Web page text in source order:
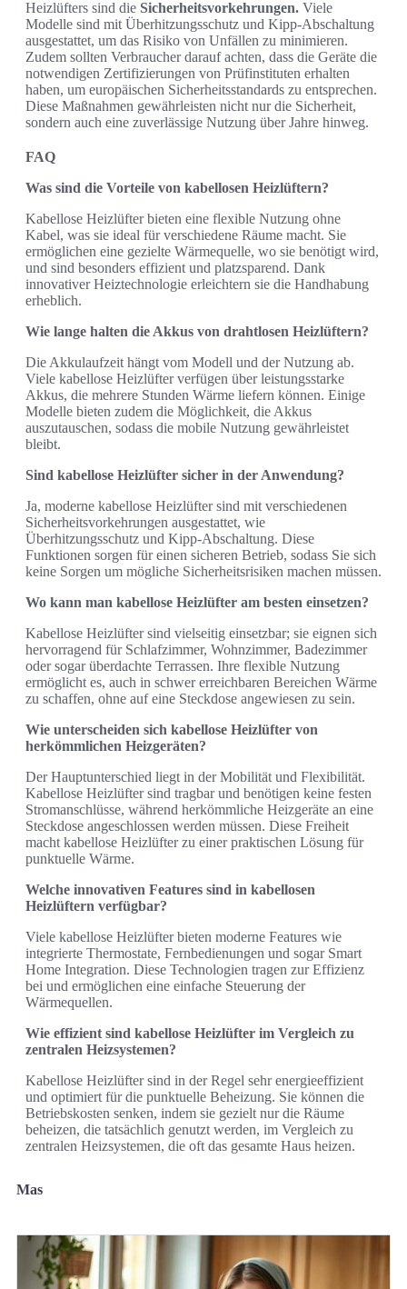
Heizlüfters sind die Sicherheitsvorkehrungen. Viele
Modelle sind mit Überhitzungsschutz und Kipp-Abschaltung
ausgestattet, um das Risiko von Unfällen zu minimieren.
Zudem sollten Verbraucher darauf achten, dass die Geräte die
notwendigen Zertifizierungen von Prüfinstituten erhalten
haben, um europäischen Sicherheitsstandards zu entsprechen.
Diese Maßnahmen gewährleisten nicht nur die Sicherheit,
sondern auch eine zuverlässige Nutzung über Jahre hinweg.
FAQ
Was sind die Vorteile von kabellosen Heizlüftern?
Kabellose Heizlüfter bieten eine flexible Nutzung ohne
Kabel, was sie ideal für verschiedene Räume macht. Sie
ermöglichen eine gezielte Wärmequelle, wo sie benötigt wird,
und sind besonders effizient und platzsparend. Dank
innovativer Heiztechnologie erleichtern sie die Handhabung
erheblich.
Wie lange halten die Akkus von drahtlosen Heizlüftern?
Die Akkulaufzeit hängt vom Modell und der Nutzung ab.
Viele kabellose Heizlüfter verfügen über leistungsstarke
Akkus, die mehrere Stunden Wärme liefern können. Einige
Modelle bieten zudem die Möglichkeit, die Akkus
auszutauschen, sodass die mobile Nutzung gewährleistet
bleibt.
Sind kabellose Heizlüfter sicher in der Anwendung?
Ja, moderne kabellose Heizlüfter sind mit verschiedenen
Sicherheitsvorkehrungen ausgestattet, wie
Überhitzungsschutz und Kipp-Abschaltung. Diese
Funktionen sorgen für einen sicheren Betrieb, sodass Sie sich
keine Sorgen um mögliche Sicherheitsrisiken machen müssen.
Wo kann man kabellose Heizlüfter am besten einsetzen?
Kabellose Heizlüfter sind vielseitig einsetzbar; sie eignen sich
hervorragend für Schlafzimmer, Wohnzimmer, Badezimmer
oder sogar überdachte Terrassen. Ihre flexible Nutzung
ermöglicht es, auch in schwer erreichbaren Bereichen Wärme
zu schaffen, ohne auf eine Steckdose angewiesen zu sein.
Wie unterscheiden sich kabellose Heizlüfter von
herkömmlichen Heizgeräten?
Der Hauptunterschied liegt in der Mobilität und Flexibilität.
Kabellose Heizlüfter sind tragbar und benötigen keine festen
Stromanschlüsse, während herkömmliche Heizgeräte an eine
Steckdose angeschlossen werden müssen. Diese Freiheit
macht kabellose Heizlüfter zu einer praktischen Lösung für
punktuelle Wärme.
Welche innovativen Features sind in kabellosen
Heizlüftern verfügbar?
Viele kabellose Heizlüfter bieten moderne Features wie
integrierte Thermostate, Fernbedienungen und sogar Smart
Home Integration. Diese Technologien tragen zur Effizienz
bei und ermöglichen eine einfache Steuerung der
Wärmequellen.
Wie effizient sind kabellose Heizlüfter im Vergleich zu
zentralen Heizsystemen?
Kabellose Heizlüfter sind in der Regel sehr energieeffizient
und optimiert für die punktuelle Beheizung. Sie können die
Betriebskosten senken, indem sie gezielt nur die Räume
beheizen, die tatsächlich genutzt werden, im Vergleich zu
zentralen Heizsystemen, die oft das gesamte Haus heizen.
Mas